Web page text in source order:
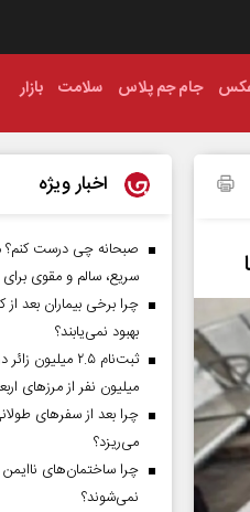
جام جم پلاس سلامت بازار
اخبار ویژه
سریع، سالم و مقوی
چرا برخی بیماران بعد از
بهبود نمی‌یابند؟
میلیون نفر از مرز‌های
چرا بعد از سفرهای
می‌ریزد؟
چرا ساختمان‌های
نمی‌شوند؟